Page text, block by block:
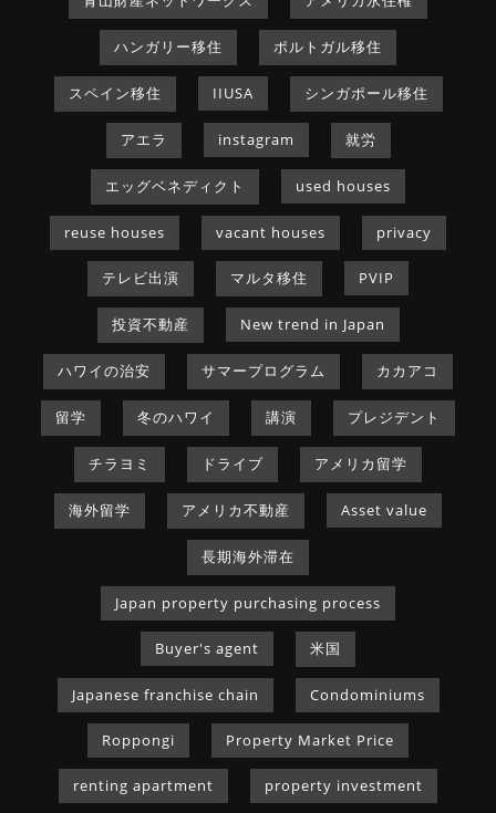
ハンガリー移住 ポルトガル移住
スペイン移住 IIUSA シンガポール移住
アエラ instagram 就労
エッグベネディクト used houses
reuse houses vacant houses privacy
テレビ出演 マルタ移住 PVIP
投資不動産 New trend in Japan
ハワイの治安 サマープログラム カカアコ
留学 冬のハワイ 講演 プレジデント
チラヨミ ドライブ アメリカ留学
海外留学 アメリカ不動産 Asset value
長期海外滞在
Japan property purchasing process
Buyer's agent 米国
Japanese franchise chain Condominiums
Roppongi Property Market Price
renting apartment property investment